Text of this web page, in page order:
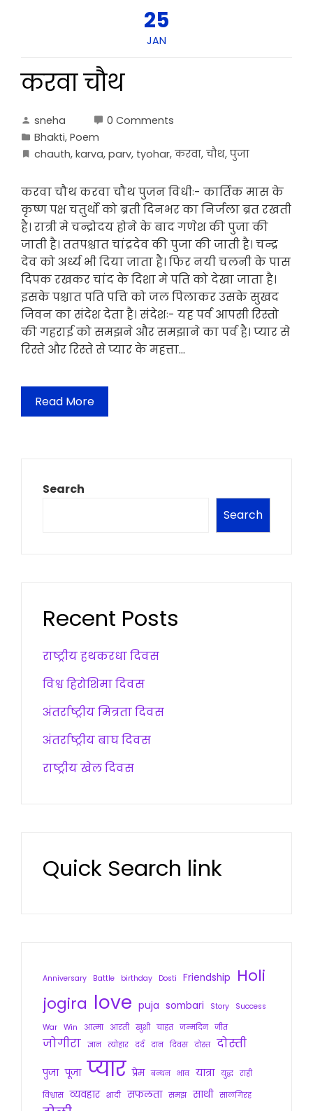
25
JAN
करवा चौथ
sneha
0 Comments
Bhakti, Poem
chauth, karva, parv, tyohar, करवा, चौथ, पुजा
करवा चौथ करवा चौथ पुजन विधीः- कार्तिक मास के
कृष्ण पक्ष चतुर्थो को ब्रती दिनभर का निर्जला ब्रत रखती
है। रात्री मे चन्द्रोदय होने के बाद गणेश की पुजा की
जाती है। ततपश्चात चांद्रदेव की पुजा की जाती है। चन्द्र
देव को अर्ध्य भी दिया जाता है। फिर नयी चलनी के पास
दिपक रखकर चांद के दिशा मे पति को देखा जाता है।
इसके पश्चात पति पत्ति को जल पिलाकर उसके सुखद
जिवन का संदेश देता है। संदेशः- यह पर्व आपसी रिस्तो
की गहराई को समझने और समझाने का पर्व है। प्यार से
रिस्ते और रिस्ते से प्यार के महत्ता…
Read More
Search
Search
Recent Posts
राष्ट्रीय हथकरधा दिवस
विश्व हिरोशिमा दिवस
अंतर्राष्ट्रीय मित्रता दिवस
अंतर्राष्ट्रीय बाघ दिवस
राष्ट्रीय खेल दिवस
Quick Search link
Anniversary Battle birthday Dosti Friendship
Holi
jogira love puja sombari Story
Success
War Win आत्मा आरती खुशी चाहत जन्मदिन जीत
जोगीरा ज्ञान त्योहार दर्द दान दिवस दोस्त दोस्ती
पुजा पूजा प्यार प्रेम बन्धन भाव यात्रा युद्ध राही
विश्वास व्यवहार शादी सफलता समझ साथी सालगिरह